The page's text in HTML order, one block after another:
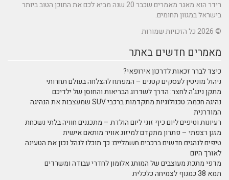
רידר הוא מאגר מאמרים שכבר 20 שנה מביא לכם את התוכן הטוב ביותר
בישראל במגוון תחומים.
© 2026 כל הזכויות שמורות
מאמרים חדשים באתר
כיצד לברר זכאות לדרכון אירופאי?
ניהול מוניטין לעסקים קטנים – המפתח להצלחה בעולם תחרותי
מתקן נינג'ה לחצר: הדרך לשדרוג הבריאות והחוסן של ילדיכם
נהיגה חכמה: טכנולוגיות מתקדמות ברכבי SUV שמעצבות את הנהיגה
המודרנית
רעיונות וטיפים ליום כיף זוגי ליום הולדת – מתכננים חוויה בלתי נשכחת
מזגן רצפתי – פתרון מתקדם למיזוג אוויר מותאם אישית
טיפים לנהגים חדשים ברכבים חשמליים: כך תוכלו לנהל נכון את הטעינה
לאורך היום
מדפי מתכת מעוצבים של המותג אלומון לחדרי עבודה ומשרדים
תמא 38 כמנוף לצמיחה כלכלית